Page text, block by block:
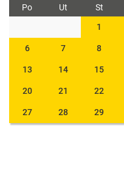
Po Ut St
1
6 7 8
13 14 15
20 21 22
27 28 29